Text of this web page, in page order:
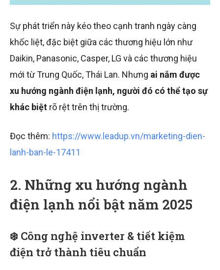
Sự phát triển này kéo theo cạnh tranh ngày càng
khốc liệt, đặc biệt giữa các thương hiệu lớn như
Daikin, Panasonic, Casper, LG và các thương hiệu
mới từ Trung Quốc, Thái Lan. Nhưng ai nắm được
xu hướng ngành điện lạnh, người đó có thể tạo sự
khác biệt rõ rệt trên thị trường.
Đọc thêm: https://www.leadup.vn/marketing-dien-
lanh-ban-le-17411
2. Những xu hướng ngành
điện lạnh nổi bật năm 2025
❄️ Công nghệ inverter & tiết kiệm
điện trở thành tiêu chuẩn